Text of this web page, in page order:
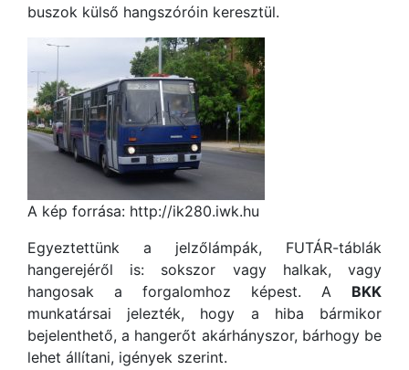
buszok külső hangszóróin keresztül.
A kép forrása: http://ik280.iwk.hu
Egyeztettünk a jelzőlámpák, FUTÁR-táblák
hangerejéről is: sokszor vagy halkak, vagy
hangosak a forgalomhoz képest. A BKK
munkatársai jelezték, hogy a hiba bármikor
bejelenthető, a hangerőt akárhányszor, bárhogy be
lehet állítani, igények szerint.